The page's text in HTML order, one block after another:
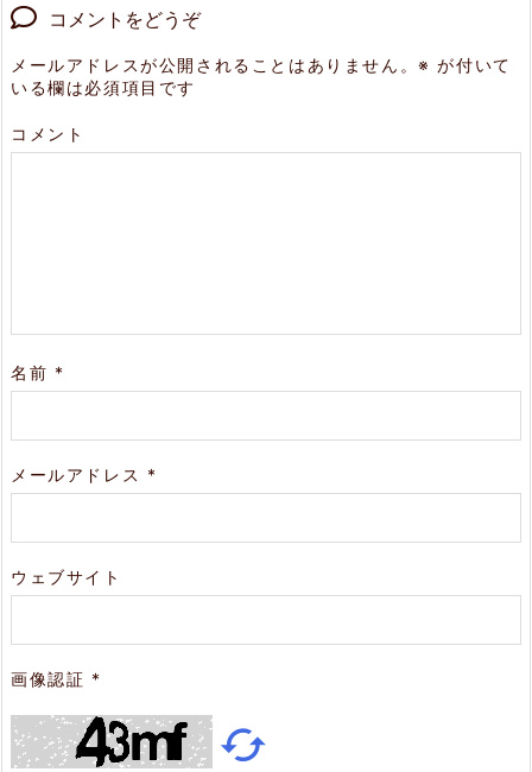
コメントをどうぞ
メールアドレスが公開されることはありません。※ が付いて
いる欄は必須項目です
コメント
名前 *
メールアドレス *
ウェブサイト
画像認証 *
